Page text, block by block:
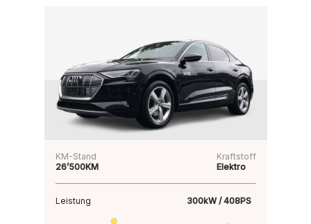
KM-Stand
26’500KM
Kraftstoff
Elektro
Leistung 300kW / 408PS